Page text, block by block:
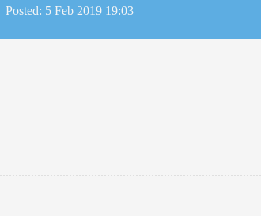
Posted: 5 Feb 2019 19:03